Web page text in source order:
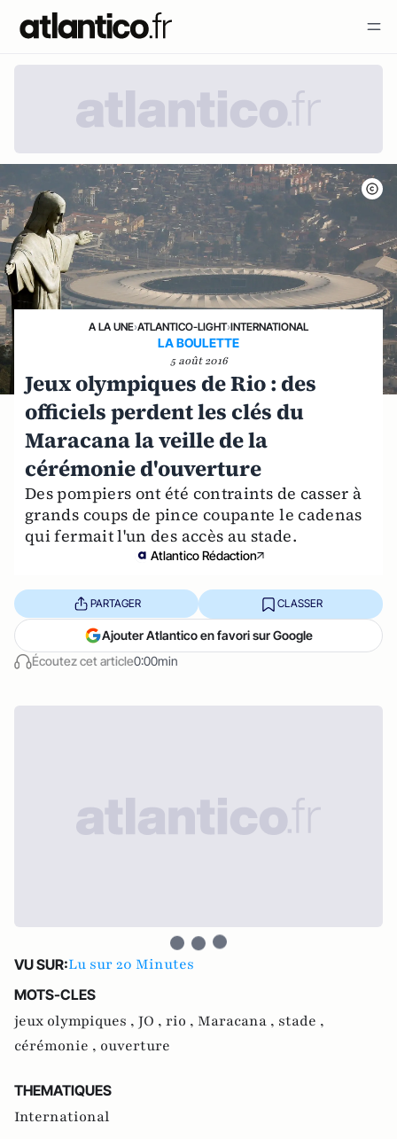
A LA UNE›ATLANTICO-LIGHT›INTERNATIONAL
LA BOULETTE
5 août 2016
Jeux olympiques de Rio : des
officiels perdent les clés du
Maracana la veille de la
cérémonie d'ouverture
Des pompiers ont été contraints de casser à
grands coups de pince coupante le cadenas
qui fermait l'un des accès au stade.
Atlantico Rédaction
Écoutez cet article0:00min
PARTAGER CLASSER
Ajouter Atlantico en favori sur Google
VU SUR:Lu sur 20 Minutes
MOTS-CLES
jeux olympiques , JO , rio , Maracana , stade ,
cérémonie , ouverture
THEMATIQUES
International